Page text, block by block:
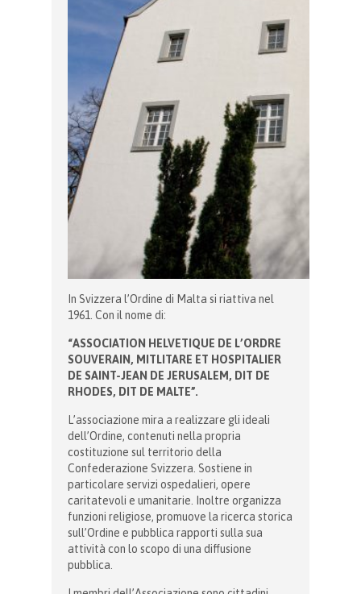
In Svizzera l’Ordine di Malta si riattiva nel
1961. Con il nome di:
“ASSOCIATION HELVETIQUE DE L’ORDRE
SOUVERAIN, MITLITARE ET HOSPITALIER
DE SAINT-JEAN DE JERUSALEM, DIT DE
RHODES, DIT DE MALTE”.
L’associazione mira a realizzare gli ideali
dell’Ordine, contenuti nella propria
costituzione sul territorio della
Confederazione Svizzera. Sostiene in
particolare servizi ospedalieri, opere
caritatevoli e umanitarie. Inoltre organizza
funzioni religiose, promuove la ricerca storica
sull’Ordine e pubblica rapporti sulla sua
attività con lo scopo di una diffusione
pubblica.